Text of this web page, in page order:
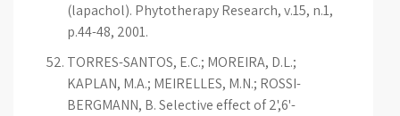
(lapachol). Phytotherapy Research, v.15, n.1,
p.44-48, 2001.
TORRES-SANTOS, E.C.; MOREIRA, D.L.;
KAPLAN, M.A.; MEIRELLES, M.N.; ROSSI-
BERGMANN, B. Selective effect of 2',6'-